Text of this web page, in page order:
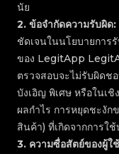
นัย
2. ข้อจำกัดความรับผิด:
ชัดเจนในนโยบายการ
ของ LegitApp
ตรวจสอบจะไม่รับผิดช
บังเอิญ พิเศษ หรือในเชิ
ผลกำไร การหยุดชะงัก
สินค้า) ที่เกิดจากการใ
3. ความซื่อสัตย์ของผู้ใ